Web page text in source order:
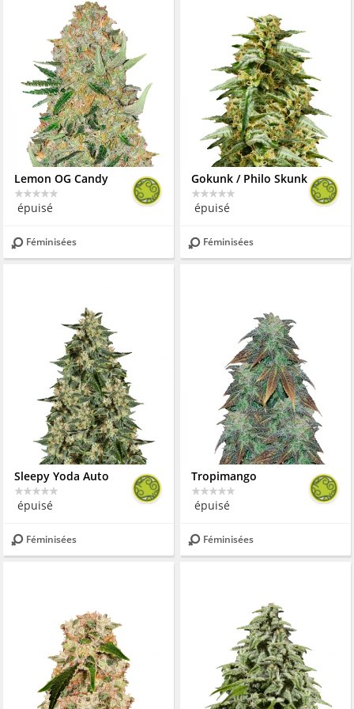
Lemon OG Candy
épuisé
Féminisées
Gokunk / Philo Skunk
épuisé
Féminisées
Sleepy Yoda Auto
épuisé
Féminisées
Tropimango
épuisé
Féminisées